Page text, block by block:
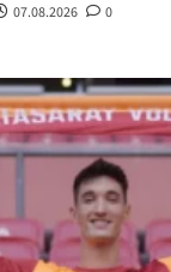
07.08.2026 0